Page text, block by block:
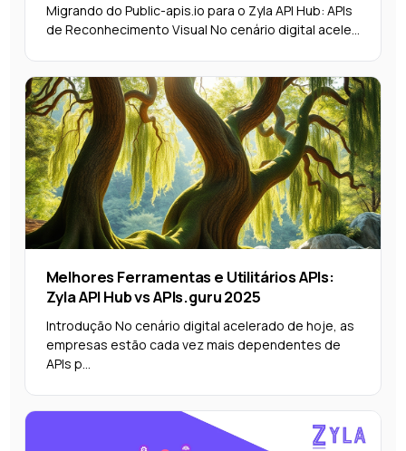
Migrando do Public-apis.io para o Zyla API Hub: APIs
de Reconhecimento Visual No cenário digital acele...
Melhores Ferramentas e Utilitários APIs:
Zyla API Hub vs APIs.guru 2025
Introdução No cenário digital acelerado de hoje, as
empresas estão cada vez mais dependentes de
APIs p...